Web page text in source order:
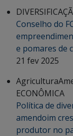
Conselho do
e pomares de
21 fev 2025
Agricultura
ECONÔMICA
Política de
amendoim
produtor no